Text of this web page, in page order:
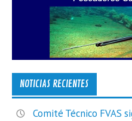
NOTICIAS RECIENTES
Comité Técnico FVAS